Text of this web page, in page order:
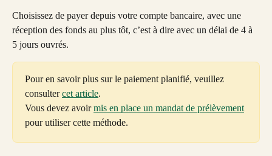
Choisissez de payer depuis votre compte bancaire, avec une
réception des fonds au plus tôt, c’est à dire avec un délai de 4 à
5 jours ouvrés.
Pour en savoir plus sur le paiement planifié, veuillez
consulter cet article.
Vous devez avoir mis en place un mandat de prélèvement
pour utiliser cette méthode.